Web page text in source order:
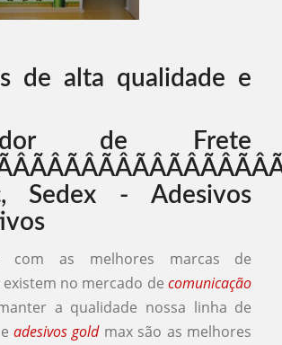
de alta qualidade e
com as melhores marcas de
no mercado de comunicação
a qualidade nossa linha de
adesivos gold max são as melhores